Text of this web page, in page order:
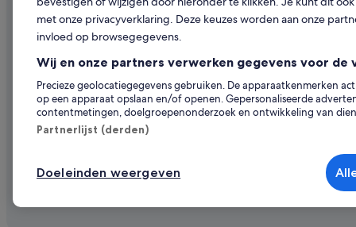
Hotels in Cramant
Hotels in Aulnay-sur-Marne
Hotels met wijngaard in Champagne-Ardenne
Relais & Chateaux-hotels in Champagne-Ardenne
Persruimte
Adverteren
Vluchten
Kies je
© 2026 Expedia, Inc. - een bedrijf van Expedia
met onze privacyverklaring. Deze keuzes worden aan onze
invloed op browsegegevens.
Wij en onze partners verwerken gegevens voor de
Precieze geolocatiegegevens gebruiken. De apparaatkenmerken
op een apparaat opslaan en/of openen. Gepersonaliseerde
contentmetingen, doelgroepenonderzoek en ontwikkeling van
Partnerlijst (derden)
Doeleinden weergeven